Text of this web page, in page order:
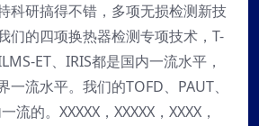
科研搞得不错，多项无损检测新技
们的四项换热器检测专项技术，T-
ET、IRIS都是国内一流水平，
流水平。我们的TOFD、PAUT、
流的。XXXXX，XXXXX，XXXX，